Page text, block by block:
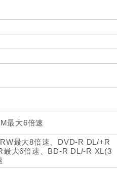
最大6倍速
最大8倍速、DVD-R DL/+R
最大6倍速、BD-R DL/-R XL(3